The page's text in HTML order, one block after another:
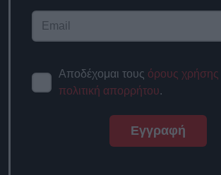
Αποδέχομαι τους
και την πολιτική απορρήτου